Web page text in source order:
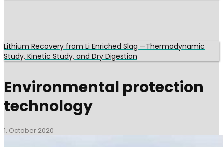
Lithium Recovery from Li Enriched Slag —Thermodynamic
Study, Kinetic Study, and Dry Digestion
Environmental protection
technology
1. October 2020